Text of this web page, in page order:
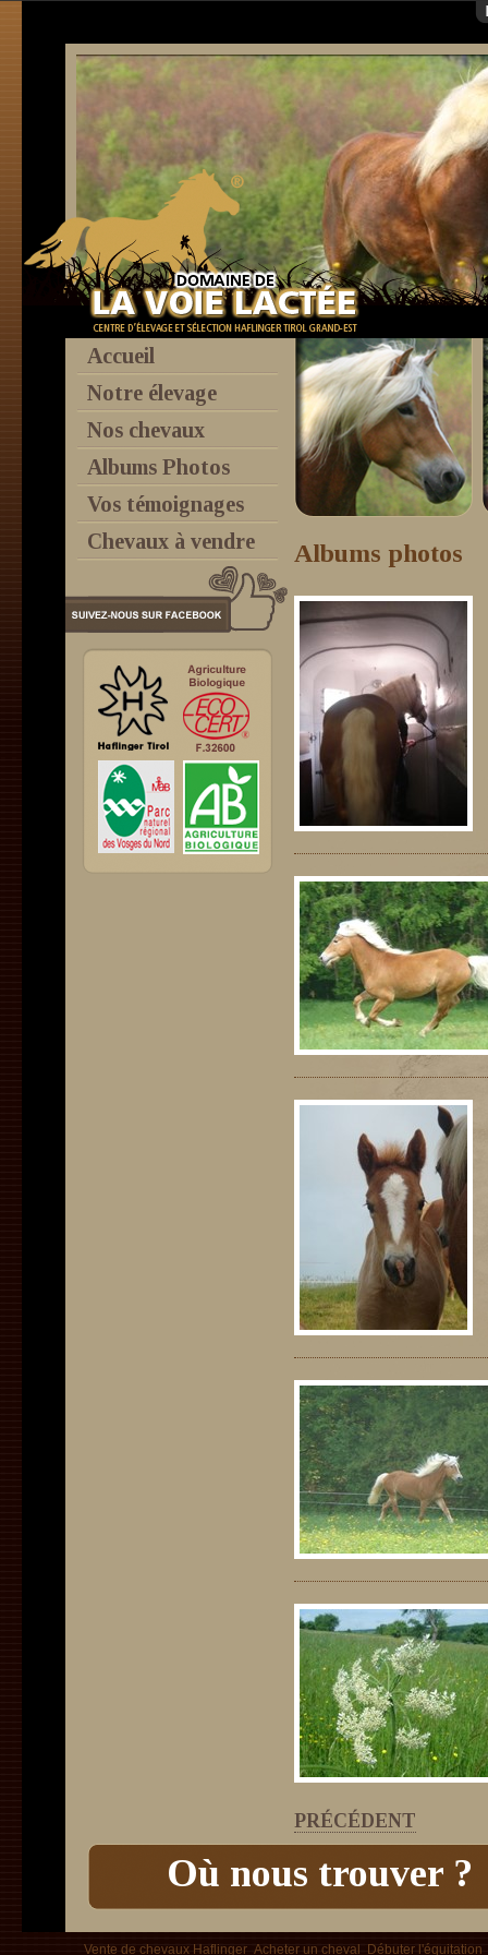
http://www.parc-vosges-nord.fr http://www.agencebio.org http://www.haflinger-tirol.com
haflinger
Accueil
Notre élevage
Nos chevaux
Albums Photos
Vos témoignages
Chevaux à vendre
Albums photos
PRÉCÉDENT
Où nous trouver ?
Vente de chevaux Haflinger Acheter un cheval Débuter l'équitation